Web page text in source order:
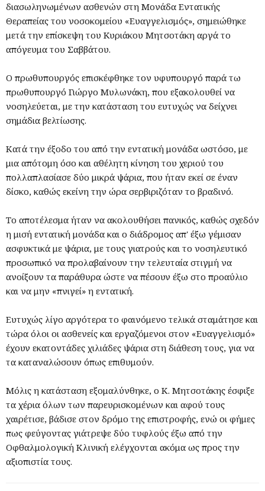
διασωληνωμένων ασθενών στη Μονάδα Εντατικής
Θεραπείας του νοσοκομείου «Ευαγγελισμός», σημειώθηκε
μετά την επίσκεψη του Κυριάκου Μητσοτάκη αργά το
απόγευμα του Σαββάτου.
Ο πρωθυπουργός επισκέφθηκε τον υφυπουργό παρά τω
πρωθυπουργό Γιώργο Μυλωνάκη, που εξακολουθεί να
νοσηλεύεται, με την κατάσταση του ευτυχώς να δείχνει
σημάδια βελτίωσης.
Κατά την έξοδο του από την εντατική μονάδα ωστόσο, με
μια απότομη όσο και αθέλητη κίνηση του χεριού του
πολλαπλασίασε δύο μικρά ψάρια, που ήταν εκεί σε έναν
δίσκο, καθώς εκείνη την ώρα σερβιριζόταν το βραδινό.
Το αποτέλεσμα ήταν να ακολουθήσει πανικός, καθώς σχεδόν
η μισή εντατική μονάδα και ο διάδρομος απ' έξω γέμισαν
ασφυκτικά με ψάρια, με τους γιατρούς και το νοσηλευτικό
προσωπικό να προλαβαίνουν την τελευταία στιγμή να
ανοίξουν τα παράθυρα ώστε να πέσουν έξω στο προαύλιο
και να μην «πνιγεί» η εντατική.
Ευτυχώς λίγο αργότερα το φαινόμενο τελικά σταμάτησε και
τώρα όλοι οι ασθενείς και εργαζόμενοι στον «Ευαγγελισμό»
έχουν εκατοντάδες χιλιάδες ψάρια στη διάθεση τους, για να
τα καταναλώσουν όπως επιθυμούν.
Μόλις η κατάσταση εξομαλύνθηκε, ο Κ. Μητσοτάκης έσφιξε
τα χέρια όλων των παρευρισκομένων και αφού τους
χαιρέτισε, βάδισε στον δρόμο της επιστροφής, ενώ οι φήμες
πως φεύγοντας γιάτρεψε δύο τυφλούς έξω από την
Οφθαλμολογική Κλινική ελέγχονται ακόμα ως προς την
αξιοπιστία τους.